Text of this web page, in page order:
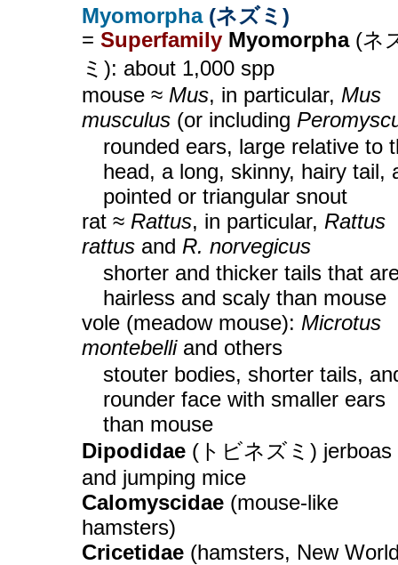
Myomorpha(ネズミ)
= Superfamily Myomorpha(ネ
ミ): about 1,000 spp
mouse ≈ Mus, in particular, Mus
musculus (or including
rounded ears, large relative to
head, a long, skinny, hairy tail,
pointed or triangular snout
rat ≈ Rattus, in particular, Rattus
rattus and R. norvegicus
shorter and thicker tails that
hairless and scaly than mouse
vole (meadow mouse): Microtus
montebelliand others
stouter bodies, shorter tails,
rounder face with smaller ears
than mouse
Dipodidae (トビネズミ) jerboas
and jumping mice
Calomyscidae (mouse-like
hamsters)
Cricetidae (hamsters, New